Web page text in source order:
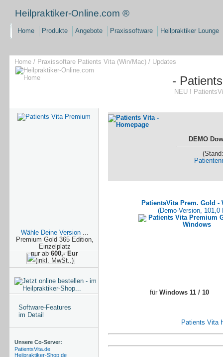
Heilpraktiker-Online.com ®
Home Produkte Angebote Praxissoftware Heilpraktiker Lounge
Home / Praxissoftare Patients Vita (Win/Mac) / Updates
-
NEU !
Software-Features
im Detail
Unsere Co-Server:
PatientsVita.de
Heilpraktiker-Shop.de
DEMO
für Windows 11 / 10
Patients Vita
Wähle Deine Version...
Premium Gold 365 Edition,
Einzelplatz
nur ab600,- Eur
(inkl. MwSt..)
PatientsVita Prem. Gold -
(Demo-Version, 101,0